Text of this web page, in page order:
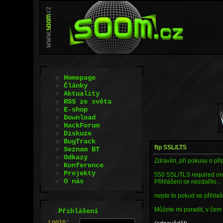
ftp SSL/LTS
Zdravím, při pokusu o
550 SSL/TLS required
Přihlášení se nezdařilo...
nejde to pokud se
Můžete mi poradit, v
Homepage
Články
Aktuality
RSS ze světa
E-shop
Download
HackForum
Diskuze
BugTrack
Seznam BT
Odkazy
Konference
Projekty
O nás
.Přihlášení